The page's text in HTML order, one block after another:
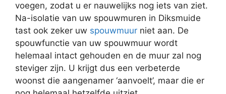
voegen, zodat u er nauwelijks nog iets van ziet.
Na-isolatie van uw spouwmuren in Diksmuide
tast ook zeker uw spouwmuur niet aan. De
spouwfunctie van uw spouwmuur wordt
helemaal intact gehouden en de muur zal nog
steviger zijn. U krijgt dus een verbeterde
woonst die aangenamer ‘aanvoelt’, maar die er